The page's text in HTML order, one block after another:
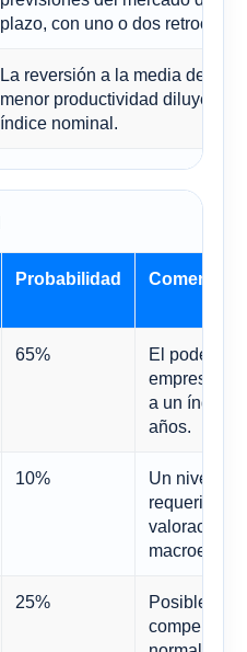
plazo, con uno o dos
La reversión a la media de la
menor productividad diluyen el
índice nominal.
Probabilidad Comentario
65%
El poder de
empresas
a un índice
años.
10%
Un nivel
requeriría
25%
Posible si